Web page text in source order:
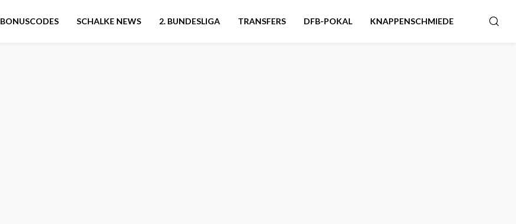
BONUSCODES SCHALKE NEWS 2. BUNDESLIGA TRANSFERS DFB-POKAL KNAPPENSCHMIEDE